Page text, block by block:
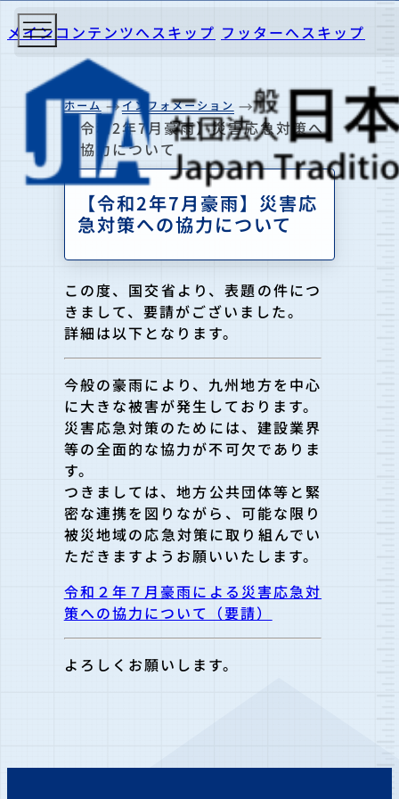
メインコンテンツへスキップ フッターへスキップ
ホーム インフォメーション
【令和2年7月豪雨】災害応急対策へ
の協力について
【令和2年7月豪雨】災害応
急対策への協力について
この度、国交省より、表題の件につ
きまして、要請がございました。
詳細は以下となります。
今般の豪雨により、九州地方を中心
に大きな被害が発生しておりま す。
災害応急対策のためには、建設業界
等の全面的な協力が不可欠であ りま
す。
つきましては、地方公共団体等と緊
密な連携を図りながら、可能な限り
被災地域の応急対策に取り組んでい
ただきますようお願いいた します。
令和２年７月豪雨による災害応急対
策への協力について（要請）
よろしくお願いします。